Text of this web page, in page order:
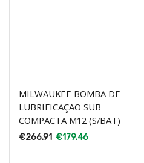
MILWAUKEE BOMBA DE
LUBRIFICAÇÃO SUB
COMPACTA M12 (S/BAT)
€266.91 €179.46